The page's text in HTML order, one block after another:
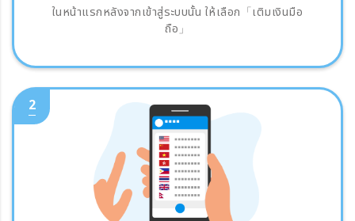
ในหน้าแรกหลังจากเข้าสู่ระบบนั้น ให้เลือก「เติมเงินมือ
ถือ」
2